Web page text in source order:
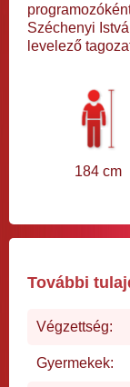
Széchenyi
levelező
184 cm
További
Végzettség:
Gyermekek: